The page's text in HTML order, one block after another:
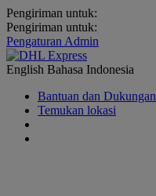
Pengiriman untuk:
Pengiriman untuk:
Pengaturan Admin
English Bahasa Indonesia
Bantuan dan Dukungan
Temukan lokasi